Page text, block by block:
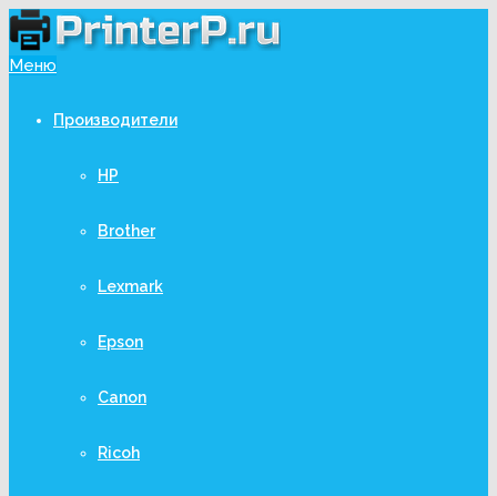
Меню
Производители
HP
Brother
Lexmark
Epson
Canon
Ricoh